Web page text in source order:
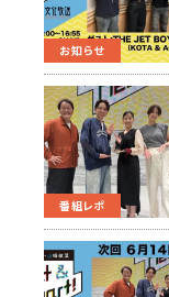
お知らせ
番組レポ